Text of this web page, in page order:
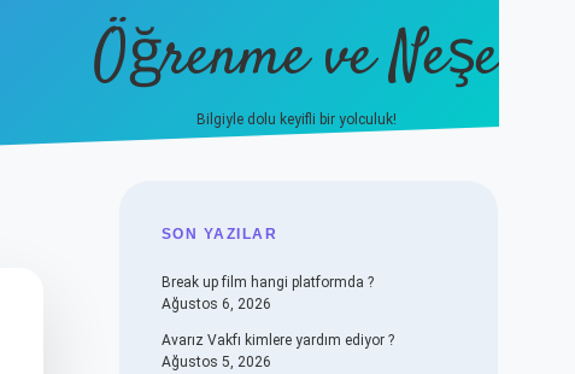
Öğrenme ve Neşe
Bilgiyle dolu keyifli bir yolculuk!
SIDEBAR
SON YAZILAR
Break up film hangi platformda ?
Ağustos 6, 2026
Avarız Vakfı kimlere yardım ediyor ?
Ağustos 5, 2026